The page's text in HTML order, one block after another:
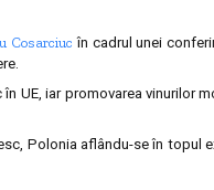
Cosarciuc în cadrul unei
UE, iar promovarea vinurilor
Polonia aflându-se în topul